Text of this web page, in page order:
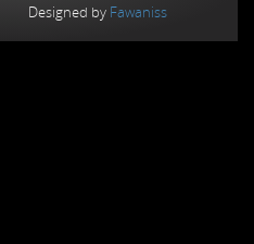
Designed by Fawaniss